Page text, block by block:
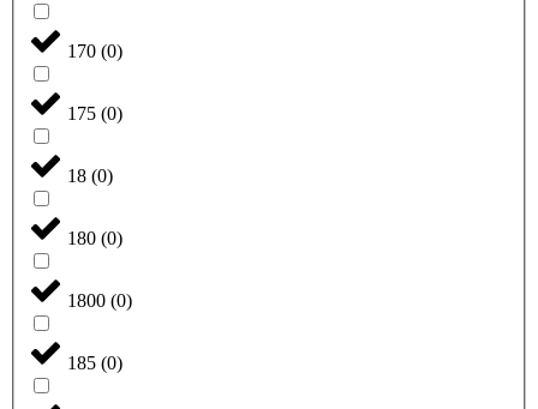
170 (0)
175 (0)
18 (0)
180 (0)
1800 (0)
185 (0)